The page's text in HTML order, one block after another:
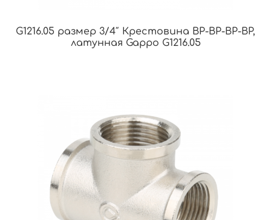
G1216.05 размер 3/4″ Крестовина ВР-ВР-ВР-ВР,
латунная Gappo G1216.05